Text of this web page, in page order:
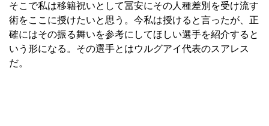
そこで私は移籍祝いとして冨安にその人種差別を受け流す
術をここに授けたいと思う。今私は授けると言ったが、正
確にはその振る舞いを参考にしてほしい選手を紹介すると
いう形になる。その選手とはウルグアイ代表のスアレス
だ。